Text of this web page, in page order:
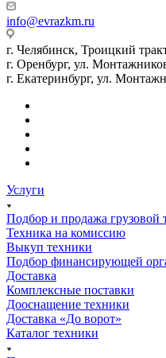
info@evrazkm.ru
г. Челябинск, Троицкий
г. Оренбург, ул.
г. Екатеринбург, ул.
Услуги
Подбор и продажа грузовой
Техника на комиссию
Выкуп техники
Подбор финансирующей
Доставка
Комплексные поставки
Дооснащение техники
Доставка «До ворот»
Каталог техники